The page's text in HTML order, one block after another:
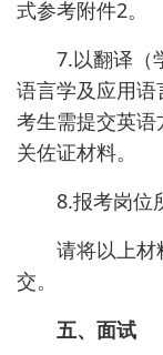
式参考附件2。
7.以翻译（
语言学及应用
考生需提交英
关佐证材料。
8.报考岗位
请将以上材
交。
五、面试